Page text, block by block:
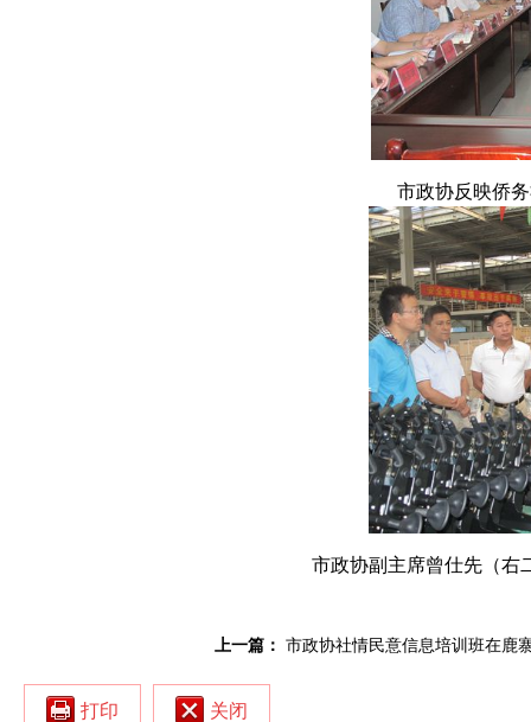
市政协反映侨
市政协副主席曾仕先（右
上一篇： 市政协社情民意信息培训班在鹿
打印 关闭